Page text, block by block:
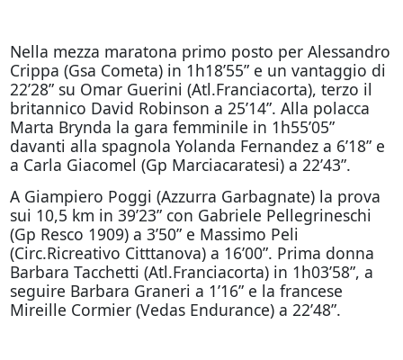
Nella mezza maratona primo posto per Alessandro
Crippa (Gsa Cometa) in 1h18’55” e un vantaggio di
22’28” su Omar Guerini (Atl.Franciacorta), terzo il
britannico David Robinson a 25’14”. Alla polacca
Marta Brynda la gara femminile in 1h55’05”
davanti alla spagnola Yolanda Fernandez a 6’18” e
a Carla Giacomel (Gp Marciacaratesi) a 22’43”.
A Giampiero Poggi (Azzurra Garbagnate) la prova
sui 10,5 km in 39’23” con Gabriele Pellegrineschi
(Gp Resco 1909) a 3’50” e Massimo Peli
(Circ.Ricreativo Citttanova) a 16’00”. Prima donna
Barbara Tacchetti (Atl.Franciacorta) in 1h03’58”, a
seguire Barbara Graneri a 1’16” e la francese
Mireille Cormier (Vedas Endurance) a 22’48”.